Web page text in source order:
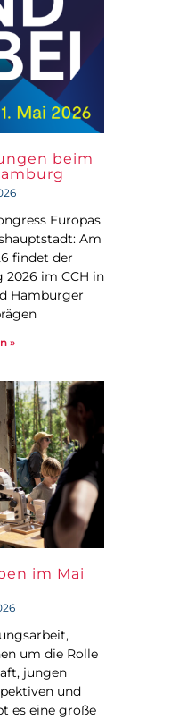
beim
Europas
Am
findet der
im CCH in
Hamburger
»
im Mai
um die Rolle
jungen
und
es eine große